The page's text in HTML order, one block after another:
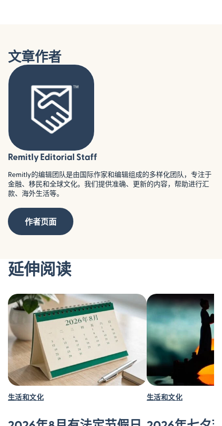
文章作者
Remitly Editorial Staff
Remitly的编辑团队是由国际作家和编辑组成的多样化团队，专注于
金融、移民和全球文化。我们提供准确、更新的内容，帮助进行汇
款、海外生活等。
作者页面
延伸阅读
生活和文化 生活和文化